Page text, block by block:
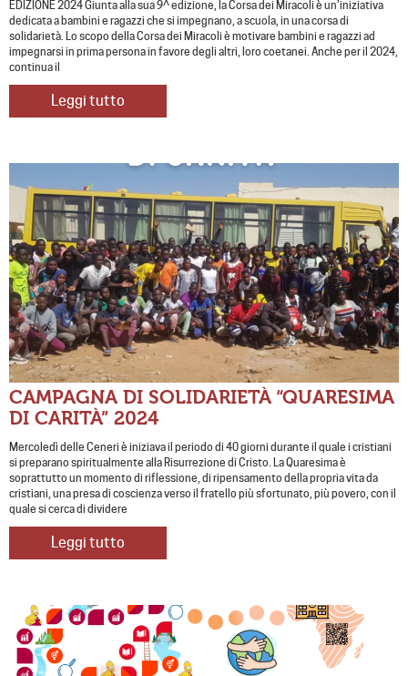
EDIZIONE 2024 Giunta alla sua 9^ edizione, la Corsa dei Miracoli è un’iniziativa
dedicata a bambini e ragazzi che si impegnano, a scuola, in una corsa di
solidarietà. Lo scopo della Corsa dei Miracoli è motivare bambini e ragazzi ad
impegnarsi in prima persona in favore degli altri, loro coetanei. Anche per il 2024,
continua il
Leggi tutto
CAMPAGNA DI SOLIDARIETÀ “QUARESIMA
DI CARITÀ” 2024
Mercoledì delle Ceneri è iniziava il periodo di 40 giorni durante il quale i cristiani
si preparano spiritualmente alla Risurrezione di Cristo. La Quaresima è
soprattutto un momento di riflessione, di ripensamento della propria vita da
cristiani, una presa di coscienza verso il fratello più sfortunato, più povero, con il
quale si cerca di dividere
Leggi tutto